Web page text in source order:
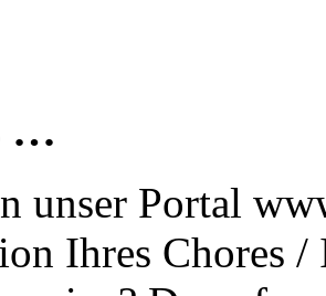
…
unser Portal
Ihres Chores